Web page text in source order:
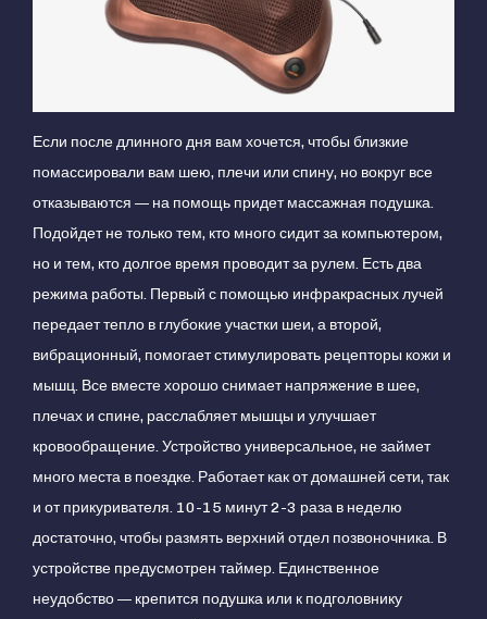
Если после длинного дня вам хочется, чтобы близкие
помассировали вам шею, плечи или спину, но вокруг все
отказываются — на помощь придет массажная подушка.
Подойдет не только тем, кто много сидит за компьютером,
но и тем, кто долгое время проводит за рулем. Есть два
режима работы. Первый с помощью инфракрасных лучей
передает тепло в глубокие участки шеи, а второй,
вибрационный, помогает стимулировать рецепторы кожи и
мышц. Все вместе хорошо снимает напряжение в шее,
плечах и спине, расслабляет мышцы и улучшает
кровообращение. Устройство универсальное, не займет
много места в поездке. Работает как от домашней сети, так
и от прикуривателя. 10-15 минут 2-3 раза в неделю
достаточно, чтобы размять верхний отдел позвоночника. В
устройстве предусмотрен таймер. Единственное
неудобство — крепится подушка или к подголовнику